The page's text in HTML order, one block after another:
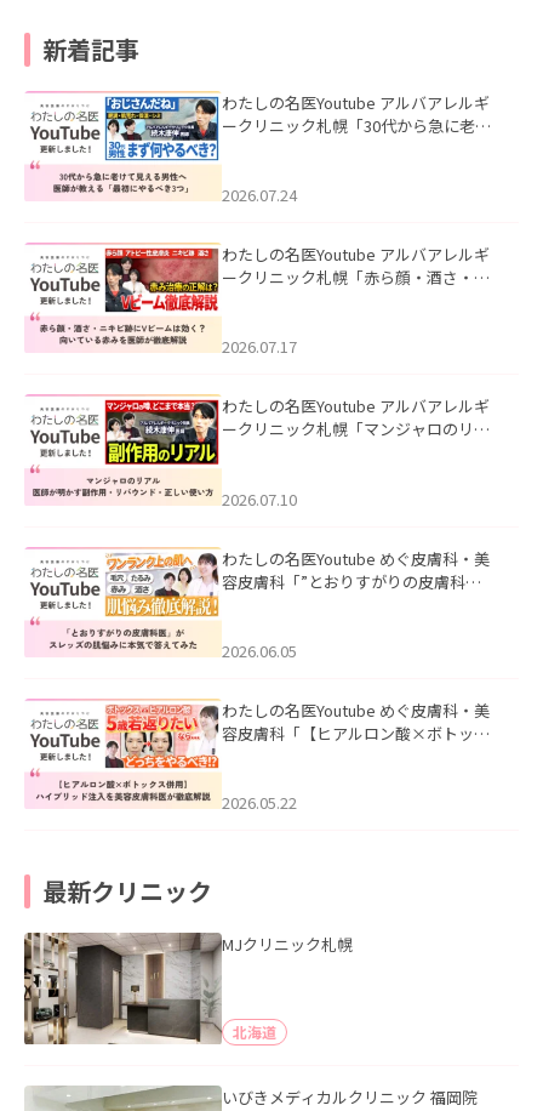
新着記事
わたしの名医Youtube アルバアレルギ
ークリニック札幌「30代から急に老け
た。
2026.07.24
わたしの名医Youtube アルバアレルギ
ークリニック札幌「赤ら顔・酒さ・ニ
した。
2026.07.17
わたしの名医Youtube アルバアレルギ
ークリニック札幌「マンジャロのリア
た。
2026.07.10
わたしの名医Youtube めぐ皮膚科・美
容皮膚科「”とおりすがりの皮膚科
2026.06.05
わたしの名医Youtube めぐ皮膚科・美
容皮膚科「【ヒアルロン酸×ボトック
た。
2026.05.22
最新クリニック
MJクリニック札幌
北海道
いびきメディカルクリニック 福岡院